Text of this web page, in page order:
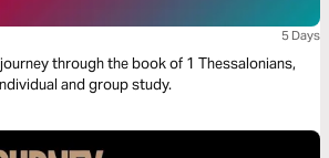
5 Days
through the book of 1 Thessalonians,
and group study.